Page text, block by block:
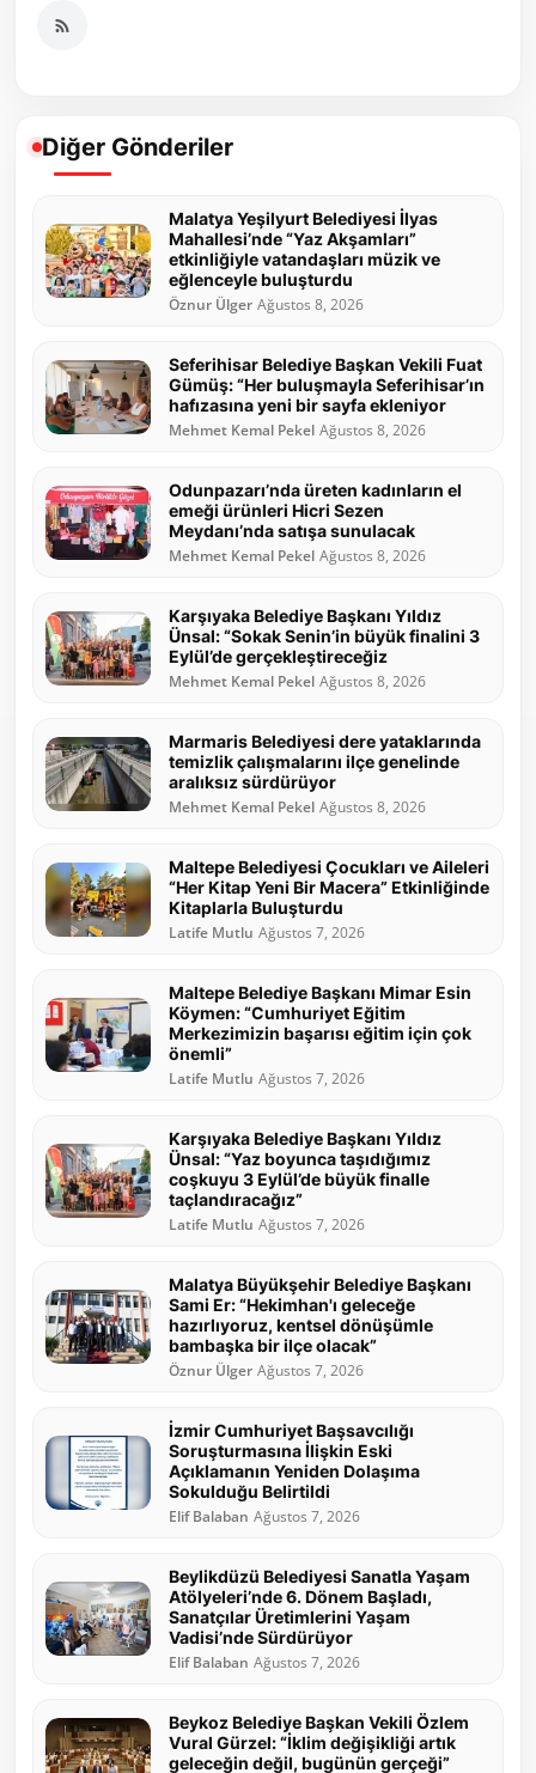
Diğer Gönderiler
Malatya Yeşilyurt Belediyesi İlyas
Mahallesi’nde “Yaz Akşamları”
etkinliğiyle vatandaşları müzik ve
eğlenceyle buluşturdu
Öznur Ülger Ağustos 8, 2026
Seferihisar Belediye Başkan Vekili Fuat
Gümüş: “Her buluşmayla Seferihisar’ın
hafızasına yeni bir sayfa ekleniyor
Mehmet Kemal Pekel Ağustos 8, 2026
Odunpazarı’nda üreten kadınların el
emeği ürünleri Hicri Sezen
Meydanı’nda satışa sunulacak
Mehmet Kemal Pekel Ağustos 8, 2026
Karşıyaka Belediye Başkanı Yıldız
Ünsal: “Sokak Senin’in büyük finalini 3
Eylül’de gerçekleştireceğiz
Mehmet Kemal Pekel Ağustos 8, 2026
Marmaris Belediyesi dere yataklarında
temizlik çalışmalarını ilçe genelinde
aralıksız sürdürüyor
Mehmet Kemal Pekel Ağustos 8, 2026
Maltepe Belediyesi Çocukları ve Aileleri
“Her Kitap Yeni Bir Macera” Etkinliğinde
Kitaplarla Buluşturdu
Latife Mutlu Ağustos 7, 2026
Maltepe Belediye Başkanı Mimar Esin
Köymen: “Cumhuriyet Eğitim
Merkezimizin başarısı eğitim için çok
önemli”
Latife Mutlu Ağustos 7, 2026
Karşıyaka Belediye Başkanı Yıldız
Ünsal: “Yaz boyunca taşıdığımız
coşkuyu 3 Eylül’de büyük finalle
taçlandıracağız”
Latife Mutlu Ağustos 7, 2026
Malatya Büyükşehir Belediye Başkanı
Sami Er: “Hekimhan'ı geleceğe
hazırlıyoruz, kentsel dönüşümle
bambaşka bir ilçe olacak”
Öznur Ülger Ağustos 7, 2026
İzmir Cumhuriyet Başsavcılığı
Soruşturmasına İlişkin Eski
Açıklamanın Yeniden Dolaşıma
Sokulduğu Belirtildi
Elif Balaban Ağustos 7, 2026
Beylikdüzü Belediyesi Sanatla Yaşam
Atölyeleri’nde 6. Dönem Başladı,
Sanatçılar Üretimlerini Yaşam
Vadisi’nde Sürdürüyor
Elif Balaban Ağustos 7, 2026
Beykoz Belediye Başkan Vekili Özlem
Vural Gürzel: “İklim değişikliği artık
geleceğin değil, bugünün gerçeği”